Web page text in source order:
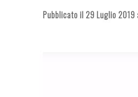
Pubblicato il 29 Luglio 2019